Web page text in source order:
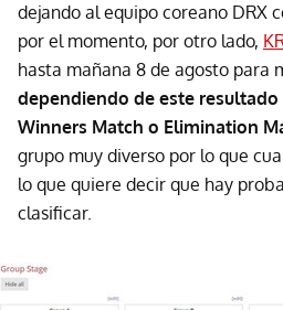
dejando al equipo coreano DRX
por el momento, por otro lado,
hasta mañana 8 de agosto para
dependiendo de este
Winners Match o Elimination
grupo muy diverso por lo que
lo que quiere decir que hay
clasificar.